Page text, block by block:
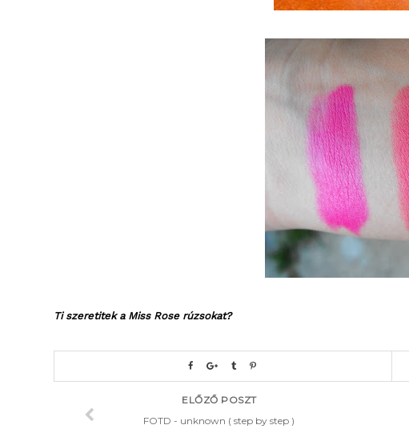
Ti szeretitek a Miss Rose rúzsokat?
ELŐZŐ POSZT
FOTD - unknown ( step by step )